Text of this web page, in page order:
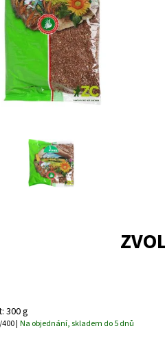
300 g
| Na objednání, skladem do 5 dnů